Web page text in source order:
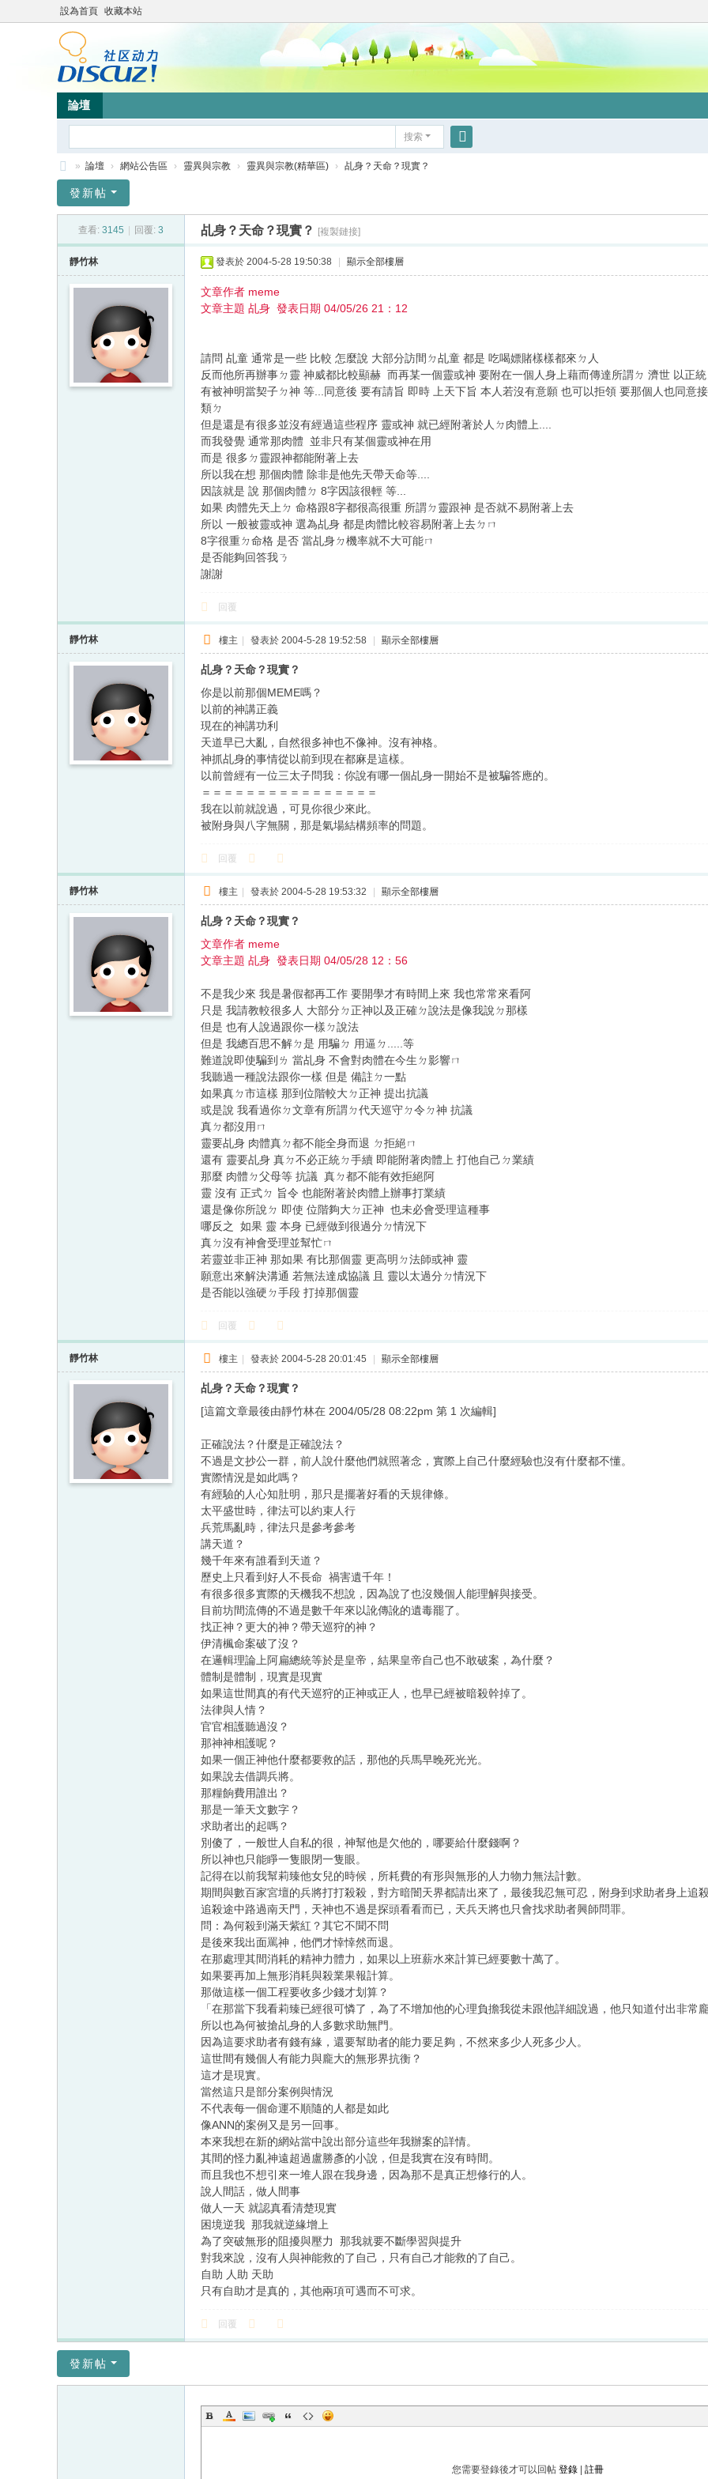
設為首頁 收藏本站
論壇
搜索
竹
» 論壇 › 網站公告區 › 靈異與宗教 › 靈異與宗教(精華區) › 乩身？天命？現實？
發新帖
查看: 3145 回覆: 3 乩身？天命？現實？ [複製鏈接]
靜竹林 發表於 2004-5-28 19:50:38 顯示全部樓層
文章作者 meme
文章主題 乩身 發表日期 04/05/26 21：12
請問 乩童 通常是一些 比較 怎麼說 大部分訪間ㄉ乩童 都是 吃喝嫖賭樣樣都來ㄉ人
反而他所再辦事ㄉ靈 神威都比較顯赫 而再某一個靈或神 要附在一個人身上藉而傳達所謂ㄉ 濟世 以正
有被神明當契子ㄉ神 等...同意後 要有請旨 即時 上天下旨 本人若沒有意願 也可以拒領 要那個人也同意
類ㄉ
但是還是有很多並沒有經過這些程序 靈或神 就已經附著於人ㄉ肉體上....
而我發覺 通常那肉體 並非只有某個靈或神在用
而是 很多ㄉ靈跟神都能附著上去
所以我在想 那個肉體 除非是他先天帶天命等....
因該就是 說 那個肉體ㄉ 8字因該很輕 等...
如果 肉體先天上ㄉ 命格跟8字都很高很重 所謂ㄉ靈跟神 是否就不易附著上去
所以 一般被靈或神 選為乩身 都是肉體比較容易附著上去ㄉㄇ
8字很重ㄉ命格 是否 當乩身ㄉ機率就不大可能ㄇ
是否能夠回答我ㄋ
謝謝
回覆
靜竹林 樓主 | 發表於 2004-5-28 19:52:58 | 顯示全部樓層
乩身？天命？現實？
你是以前那個MEME嗎？
以前的神講正義
現在的神講功利
天道早已大亂，自然很多神也不像神。沒有神格。
神抓乩身的事情從以前到現在都麻是這樣。
以前曾經有一位三太子問我：你說有哪一個乩身一開始不是被騙答應的。
＝＝＝＝＝＝＝＝＝＝＝＝＝＝＝＝
我在以前就說過，可見你很少來此。
被附身與八字無關，那是氣場結構頻率的問題。
回覆
靜竹林 樓主 | 發表於 2004-5-28 19:53:32 | 顯示全部樓層
乩身？天命？現實？
文章作者 meme
文章主題 乩身 發表日期 04/05/28 12：56
不是我少來 我是暑假都再工作 要開學才有時間上來 我也常常來看阿
只是 我請教較很多人 大部分ㄉ正神以及正確ㄉ說法是像我說ㄉ那樣
但是 也有人說過跟你一樣ㄉ說法
但是 我總百思不解ㄉ是 用騙ㄉ 用逼ㄉ.....等
難道說即使騙到ㄌ 當乩身 不會對肉體在今生ㄉ影響ㄇ
我聽過一種說法跟你一樣 但是 備註ㄉ一點
如果真ㄉ市這樣 那到位階較大ㄉ正神 提出抗議
或是說 我看過你ㄉ文章有所謂ㄉ代天巡守ㄉ令ㄉ神 抗議
真ㄉ都沒用ㄇ
靈要乩身 肉體真ㄉ都不能全身而退 ㄉ拒絕ㄇ
還有 靈要乩身 真ㄉ不必正統ㄉ手續 即能附著肉體上 打他自己ㄉ業績
那麼 肉體ㄉ父母等 抗議 真ㄉ都不能有效拒絕阿
靈 沒有 正式ㄉ 旨令 也能附著於肉體上辦事打業績
還是像你所說ㄉ 即使 位階夠大ㄉ正神 也未必會受理這種事
哪反之 如果 靈 本身 已經做到很過分ㄉ情況下
真ㄉ沒有神會受理並幫忙ㄇ
若靈並非正神 那如果 有比那個靈 更高明ㄉ法師或神 靈
願意出來解決溝通 若無法達成協議 且 靈以太過分ㄉ情況下
是否能以強硬ㄉ手段 打掉那個靈
回覆
靜竹林 樓主 | 發表於 2004-5-28 20:01:45 | 顯示全部樓層
乩身？天命？現實？
[這篇文章最後由靜竹林在 2004/05/28 08:22pm 第 1 次編輯]
正確說法？什麼是正確說法？
不過是文抄公一群，前人說什麼他們就照著念，實際上自己什麼經驗也沒有什麼都不懂。
實際情況是如此嗎？
有經驗的人心知肚明，那只是擺著好看的天規律條。
太平盛世時，律法可以約束人行
兵荒馬亂時，律法只是參考參考
講天道？
幾千年來有誰看到天道？
歷史上只看到好人不長命 禍害遺千年！
有很多很多實際的天機我不想說，因為說了也沒幾個人能理解與接受。
目前坊間流傳的不過是數千年來以訛傳訛的遺毒罷了。
找正神？更大的神？帶天巡狩的神？
伊清楓命案破了沒？
在邏輯理論上阿扁總統等於是皇帝，結果皇帝自己也不敢破案，為什麼？
體制是體制，現實是現實
如果這世間真的有代天巡狩的正神或正人，也早已經被暗殺幹掉了。
法律與人情？
官官相護聽過沒？
那神神相護呢？
如果一個正神他什麼都要救的話，那他的兵馬早晚死光光。
如果說去借調兵將。
那糧餉費用誰出？
那是一筆天文數字？
求助者出的起嗎？
別傻了，一般世人自私的很，神幫他是欠他的，哪要給什麼錢啊？
所以神也只能睜一隻眼閉一隻眼。
記得在以前我幫莉臻他女兒的時候，所耗費的有形與無形的人力物力無法計數。
期間與數百家宮壇的兵將打打殺殺，對方暗闇天界都請出來了，最後我忍無可忍，附身到求助者身上追
追殺途中路過南天門，天神也不過是探頭看看而已，天兵天將也只會找求助者興師問罪。
問：為何殺到滿天紫紅？其它不聞不問
是後來我出面罵神，他們才悻悻然而退。
在那處理其間消耗的精神力體力，如果以上班薪水來計算已經要數十萬了。
如果要再加上無形消耗與殺業果報計算。
那做這樣一個工程要收多少錢才划算？
「在那當下我看莉臻已經很可憐了，為了不增加他的心理負擔我從未跟他詳細說過，他只知道付出非常
所以也為何被搶乩身的人多數求助無門。
因為這要求助者有錢有緣，還要幫助者的能力要足夠，不然來多少人死多少人。
這世間有幾個人有能力與龐大的無形界抗衡？
這才是現實。
當然這只是部分案例與情況
不代表每一個命運不順隨的人都是如此
像ANN的案例又是另一回事。
本來我想在新的網站當中說出部分這些年我辦案的詳情。
其間的怪力亂神遠超過盧勝彥的小說，但是我實在沒有時間。
而且我也不想引來一堆人跟在我身邊，因為那不是真正想修行的人。
說人間話，做人間事
做人一天 就認真看清楚現實
困境逆我 那我就逆緣增上
為了突破無形的阻擾與壓力 那我就要不斷學習與提升
對我來說，沒有人與神能救的了自己，只有自己才能救的了自己。
自助 人助 天助
只有自助才是真的，其他兩項可遇而不可求。
回覆
發新帖
您需要登錄後才可以回帖 登錄| 註冊